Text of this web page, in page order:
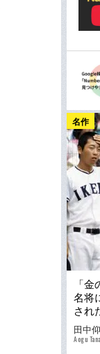
名作
「
名将
され
のPL
田中仰
Aogu